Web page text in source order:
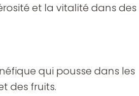
et la vitalité dans des
qui pousse dans les
des fruits.